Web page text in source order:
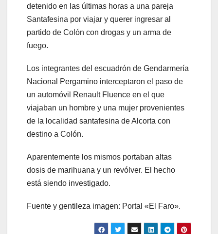
detenido en las últimas horas a una pareja
Santafesina por viajar y querer ingresar al
partido de Colón con drogas y un arma de
fuego.
Los integrantes del escuadrón de Gendarmería
Nacional Pergamino interceptaron el paso de
un automóvil Renault Fluence en el que
viajaban un hombre y una mujer provenientes
de la localidad santafesina de Alcorta con
destino a Colón.
Aparentemente los mismos portaban altas
dosis de marihuana y un revólver. El hecho
está siendo investigado.
Fuente y gentileza imagen: Portal «El Faro».